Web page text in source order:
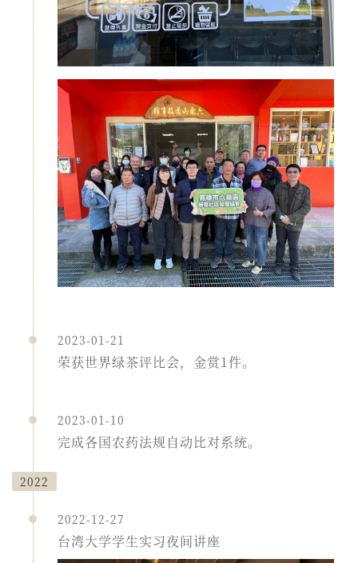
2023-01-21
荣获世界绿茶评比会，金赏1件。
2023-01-10
完成各国农药法规自动比对系统。
2022
2022-12-27
台湾大学学生实习夜间讲座